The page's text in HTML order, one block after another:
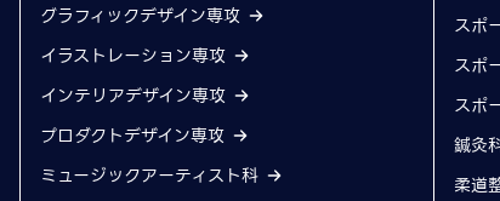
グラフィックデザイン専攻
イラストレーション専攻
インテリアデザイン専攻
プロダクトデザイン専攻
ミュージックアーティスト科
スポ
スポ
スポ
鍼灸
柔道